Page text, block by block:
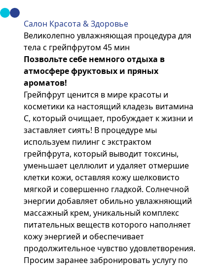
Салон Красота & Здоровье
Великолепно увлажняющая процедура для
тела с грейпфрутом 45 мин
Позвольте себе немного отдыха в
атмосфере фруктовых и пряных
ароматов!
Грейпфрут ценится в мире красоты и
косметики ка настоящий кладезь витамина
С, который очищает, пробуждает к жизни и
заставляет сиять! В процедуре мы
используем пилинг с экстрактом
грейпфрута, который выводит токсины,
уменьшает целлюлит и удаляет отмершие
клетки кожи, оставляя кожу шелковисто
мягкой и совершенно гладкой. Солнечной
энергии добавляет обильно увлажняющий
массажный крем, уникальный комплекс
питательных веществ которого наполняет
кожу энергией и обеспечивает
продолжительное чувство удовлетворения.
Просим заранее забронировать услугу по